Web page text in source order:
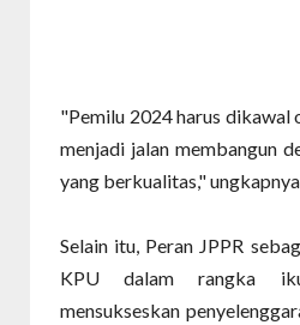
"Pemilu 2024 harus dikawal
menjadi jalan membangun
yang berkualitas,"
Selain itu, Peran JPPR
KPU dalam rangka
mensukseskan